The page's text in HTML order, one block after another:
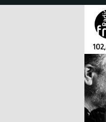
Jump